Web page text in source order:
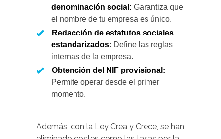
denominación social: Garantiza que
el nombre de tu empresa es único.
Redacción de estatutos sociales
estandarizados: Define las reglas
internas de la empresa.
Obtención del NIF provisional:
Permite operar desde el primer
momento.
Además, con la Ley Crea y Crece, se han